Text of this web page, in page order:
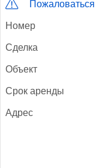
Пожаловаться
Но­мер
Сдел­ка
Объ­ект
Срок арен­ды
Ад­рес